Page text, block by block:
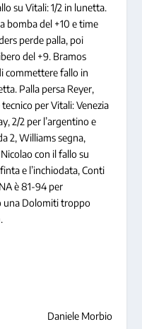
su Vitali: 1/2 in lunetta.
bomba del +10 e time
perde palla, poi
del +9. Bramos
commettere fallo in
Palla persa Reyer,
per Vitali: Venezia
2/2 per l’argentino e
2, Williams segna,
con il fallo su
e l’inchiodata, Conti
è 81-94 per
una Dolomiti troppo
Daniele Morbio